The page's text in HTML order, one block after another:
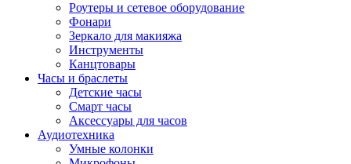
Роутеры и сетевое оборудование
Фонари
Зеркало для макияжа
Инструменты
Канцтовары
Часы и браслеты
Детские часы
Смарт часы
Аксессуары для часов
Аудиотехника
Умные колонки